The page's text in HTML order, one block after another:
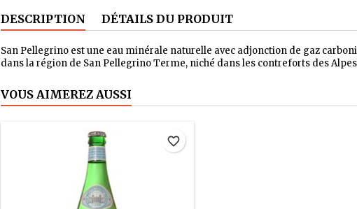
DESCRIPTION DÉTAILS DU PRODUIT
San Pellegrino est une eau minérale naturelle avec adjonction de gaz
dans la région de San Pellegrino Terme, niché dans les contreforts des
VOUS AIMEREZ AUSSI
favorite_border